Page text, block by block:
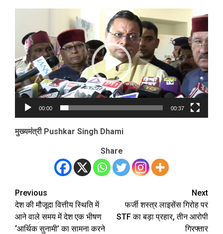
00:00 00:37
मुख्यमंत्री Pushkar Singh Dhami
Share
Post
navigation
Previous
देश की मौजूदा वित्तीय स्थिति में
आने वाले समय में देश एक भीषण
‘आर्थिक सुनामी’ का सामना करने
Next
फर्जी शस्त्र लाइसेंस गिरोह पर
STF का बड़ा प्रहार, तीन आरोपी
गिरफ्तार